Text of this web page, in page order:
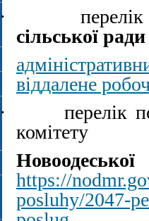
·
сільської
віддалене
·
перелік
комітету
https://
posluhy/2047-